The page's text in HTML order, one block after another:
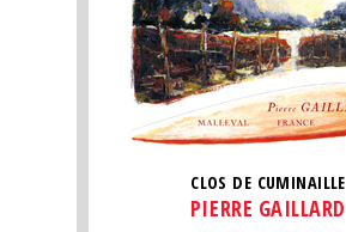
CLOS DE CUMINAILLE
PIERRE GAILLARD